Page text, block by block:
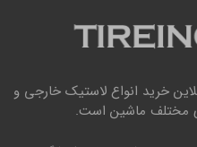
خرید انواع لاستیک خارجی و
مختلف ماشین است.